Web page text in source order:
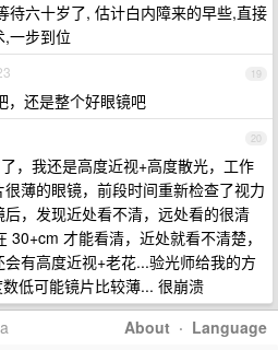
待六十岁了, 估计白内障来的早些,直接
一步到位
19
，还是整个好眼镜吧
20
，我还是高度近视+高度散光，工作
薄的眼镜，前段时间重新检查了视力
，发现近处看不清，远处看的很清
30+cm 才能看清，近处就看不清楚，
有高度近视+老花...验光师给我的方
低可能镜片比较薄... 很崩溃
About · Language